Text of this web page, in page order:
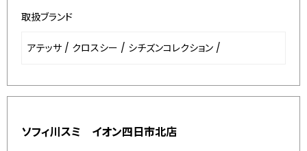
取扱ブランド
アテッサ / クロスシー / シチズンコレクション /
ソフィ川スミ イオン四日市北店